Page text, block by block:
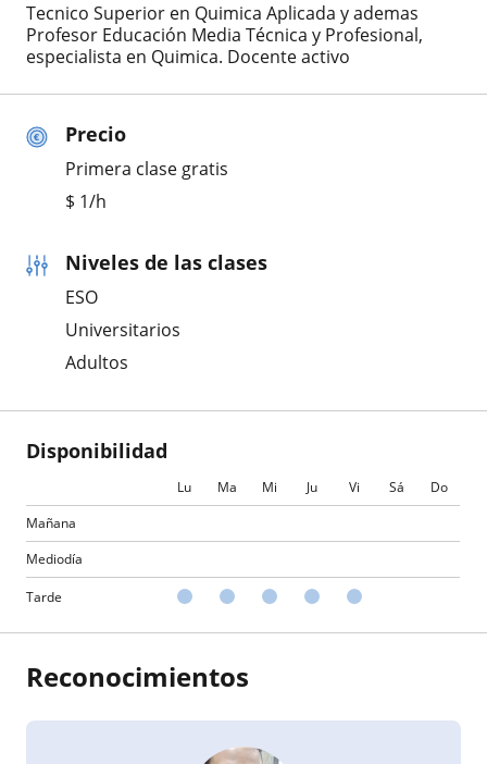
Precio
Primera clase gratis
$ 1/h
Niveles de las clases
ESO
Universitarios
Adultos
Disponibilidad
Lu Ma Mi Ju Vi Sá
Do
Mañana
Mediodía
Tarde
Tecnico Superior en Quimica Aplicada y ademas
Profesor Educación Media Técnica y Profesional,
especialista en Quimica. Docente activo
Reconocimientos